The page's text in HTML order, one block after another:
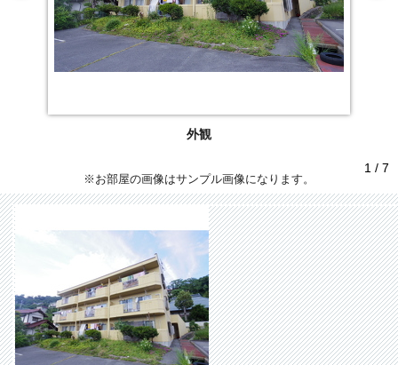
外観
1 / 7
※お部屋の画像はサンプル画像になります。